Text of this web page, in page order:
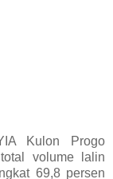
Kulon Progo
volume lalin
69,8 persen